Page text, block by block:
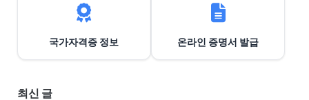
국가자격증 정보 온라인 증명서 발급
최신 글